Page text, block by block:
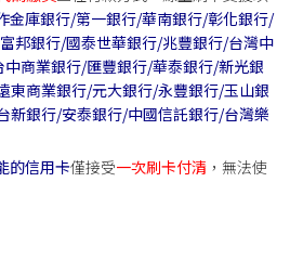
金庫銀行/第一銀行/華南銀行/彰化銀行/
邦銀行/國泰世華銀行/兆豐銀行/台灣中
中商業銀行/匯豐銀行/華泰銀行/新光銀
東商業銀行/元大銀行/永豐銀行/玉山銀
新銀行/安泰銀行/中國信託銀行/台灣樂
的信用卡僅接受一次刷卡付清 ，無法使